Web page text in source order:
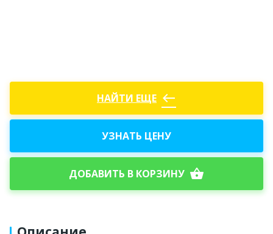
НАЙТИ ЕЩЕ west
УЗНАТЬ ЦЕНУ
ДОБАВИТЬ В КОРЗИНУ shopping_basket